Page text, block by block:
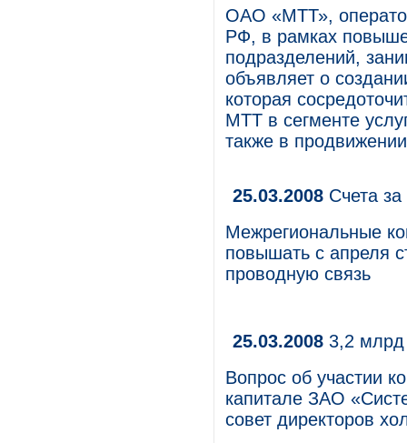
ОАО «МТТ»,
РФ, в рамках
подразделений,
объявляет о
которая
МТТ в сегменте
также в
25.03.2008 Счета
Межрегиональные
повышать с апреля
проводную связь
25.03.2008 3,2 млрд
Вопрос об участии
капитале ЗАО
совет директоров